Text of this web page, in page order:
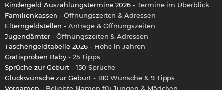
Kindergeld Auszahlungstermine 2026 - Termine im Überblick
Familienkassen - Öffnungszeiten & Adressen
Elterngeldstellen - Anträge & Öffnungszeiten
Jugendämter - Öffnungszeiten & Adressen
Taschengeldtabelle 2026 - Höhe in Jahren
Gratisproben Baby - 25 Tipps
Sprüche zur Geburt - 150 Sprüche
Glückwünsche zur Geburt - 180 Wünsche & 9 Tipps
Vornamen - Beliebte Namen für Jungen & Mädchen